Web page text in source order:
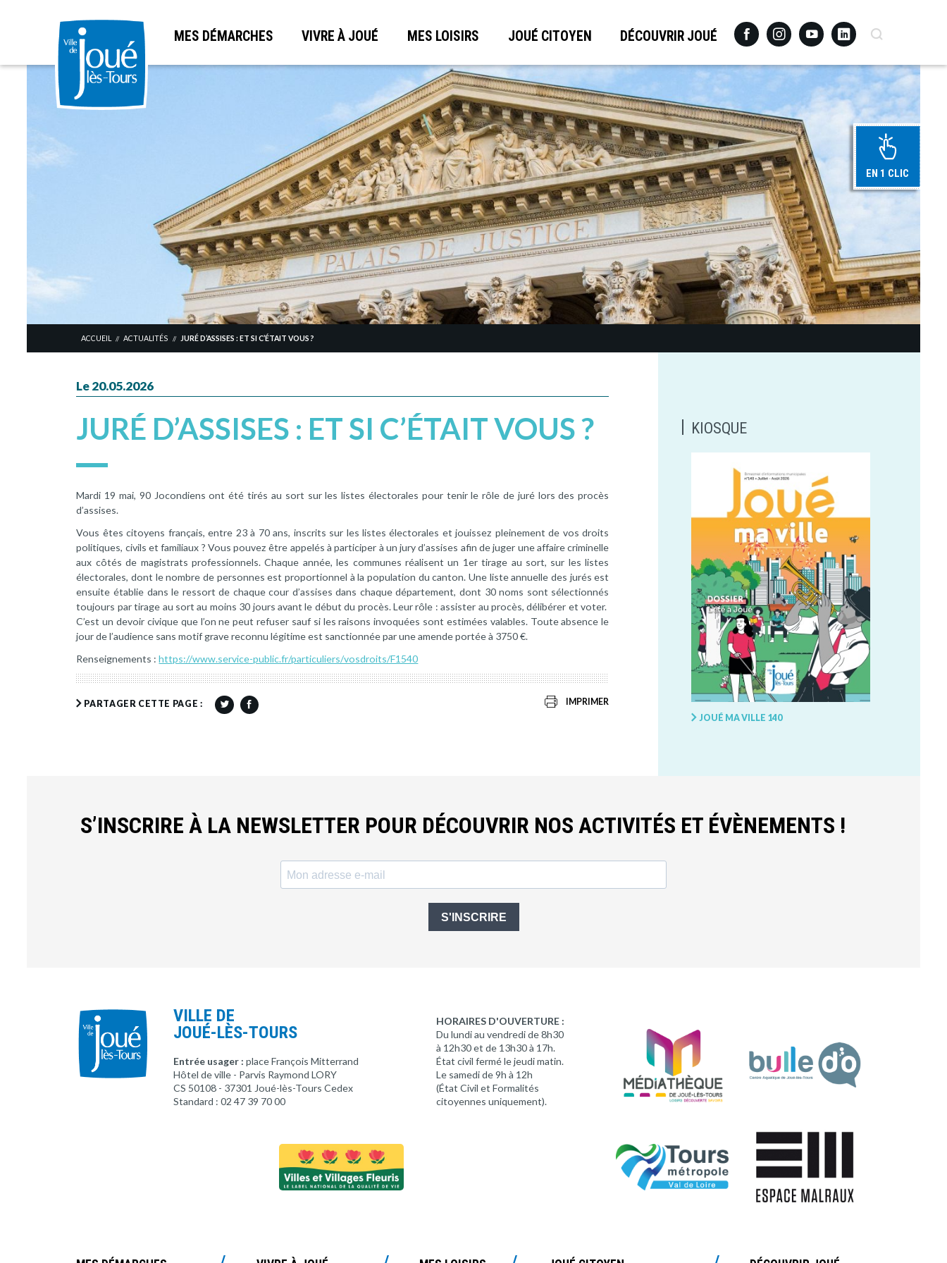
Aller
MES DÉMARCHES VIVRE À JOUÉ MES LOISIRS JOUÉ CITOYEN DÉCOUVRIR JOUÉ FacebookInstagramYoutubeLinkedinRecherche
EN 1 CLIC
ACCUEIL // ACTUALITÉS // JURÉ D’ASSISES : ET SI C’ÉTAIT VOUS ?
Le 20.05.2026
JURÉ D’ASSISES : ET SI C’ÉTAIT VOUS ?
Mardi 19 mai, 90 Jocondiens ont été tirés au sort sur les listes électorales pour tenir le rôle de juré lors des procès
d’assises.
Vous êtes citoyens français, entre 23 à 70 ans, inscrits sur les listes électorales et jouissez pleinement de vos droits
politiques, civils et familiaux ? Vous pouvez être appelés à participer à un jury d’assises afin de juger une affaire criminelle
aux côtés de magistrats professionnels. Chaque année, les communes réalisent un 1er tirage au sort, sur les listes
électorales, dont le nombre de personnes est proportionnel à la population du canton. Une liste annuelle des jurés est
ensuite établie dans le ressort de chaque cour d’assises dans chaque département, dont 30 noms sont sélectionnés
toujours par tirage au sort au moins 30 jours avant le début du procès. Leur rôle : assister au procès, délibérer et voter.
C’est un devoir civique que l’on ne peut refuser sauf si les raisons invoquées sont estimées valables. Toute absence le
jour de l’audience sans motif grave reconnu légitime est sanctionnée par une amende portée à 3750 €.
Renseignements :https://www.service-public.fr/particuliers/vosdroits/F1540
PARTAGER CETTE PAGE : IMPRIMER
KIOSQUE
JOUÉ MA VILLE 140
S’INSCRIRE À LA NEWSLETTER POUR DÉCOUVRIR NOS ACTIVITÉS ET ÉVÈNEMENTS !
S'INSCRIRE
VILLE DE
JOUÉ-LÈS-TOURS
Entrée usager : place François Mitterrand
Hôtel de ville - Parvis Raymond LORY
CS 50108 - 37301 Joué-lès-Tours Cedex
Standard : 02 47 39 70 00
HORAIRES D'OUVERTURE :
Du lundi au vendredi de 8h30
à 12h30 et de 13h30 à 17h.
État civil fermé le jeudi matin.
Le samedi de 9h à 12h
(État Civil et Formalités
citoyennes uniquement).